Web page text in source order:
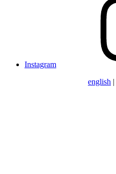
Instagram
english |